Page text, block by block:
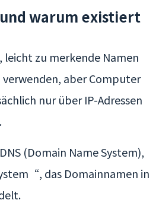
und warum existiert
leicht zu merkende Namen
aber Computer
nur über IP-Adressen
(Domain Name System),
das Domainnamen in